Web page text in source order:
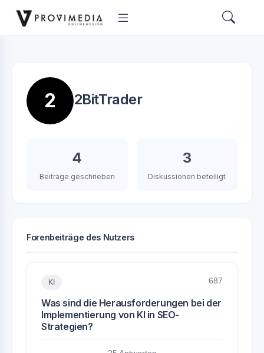
2 2BitTrader
4
Beiträge geschrieben
3
Diskussionen beteiligt
Forenbeiträge des Nutzers
KI 687
Was sind die Herausforderungen bei der
Implementierung von KI in SEO-
Strategien?